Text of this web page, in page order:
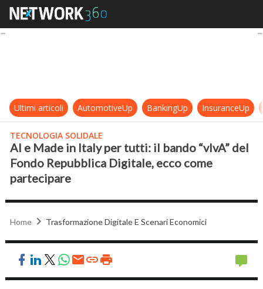
AI e Made in Italy per tutti: il
Ultimi articoli AutomotiveUp BankingUp InsuranceUp
TECNOLOGIA SOLIDALE
AI e Made in Italy per tutti: il bando “vIvA” del
Fondo Repubblica Digitale, ecco come
partecipare
Home Trasformazione Digitale E Scenari Economici